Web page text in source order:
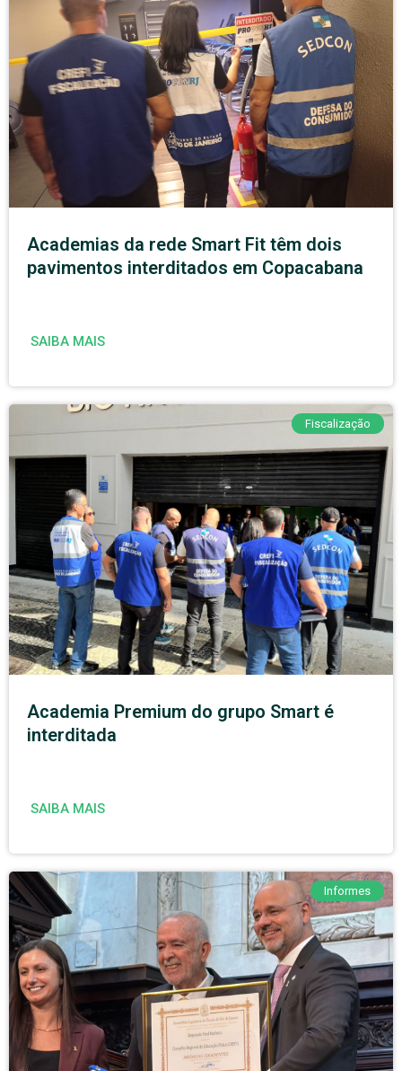
Academias da rede Smart Fit têm dois
pavimentos interditados em Copacabana
SAIBA MAIS
Fiscalização
Academia Premium do grupo Smart é
interditada
SAIBA MAIS
Informes